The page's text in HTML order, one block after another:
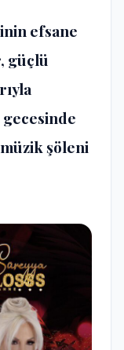
efsane
güçlü
gecesinde
şöleni